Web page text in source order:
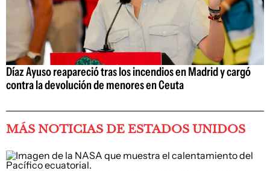
Díaz Ayuso reapareció tras los incendios en Madrid y cargó
contra la devolución de menores en Ceuta
MÁS NOTICIAS DE ESTADOS UNIDOS